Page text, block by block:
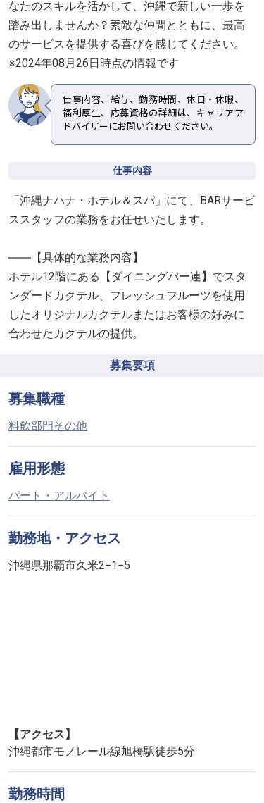
なたのスキルを活かして、沖縄で新しい一歩を
踏み出しませんか？素敵な仲間とともに、最高
のサービスを提供する喜びを感じてください。
※2024年08月26日時点の情報です
仕事内容、給与、勤務時間、休日・休暇、
福利厚生、応募資格の詳細は、キャリアア
ドバイザーにお問い合わせください。
仕事内容
「沖縄ナハナ・ホテル＆スパ」にて、BARサービ
ススタッフの業務をお任せいたします。
――【具体的な業務内容】
ホテル12階にある【ダイニングバー連】でスタ
ンダードカクテル、フレッシュフルーツを使用
したオリジナルカクテルまたはお客様の好みに
合わせたカクテルの提供。
募集要項
募集職種
料飲部門その他
雇用形態
パート・アルバイト
勤務地・アクセス
沖縄県那覇市久米2−1−5
【アクセス】
沖縄都市モノレール線旭橋駅徒歩5分
勤務時間